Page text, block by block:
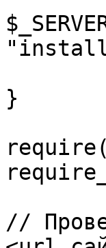
}
//